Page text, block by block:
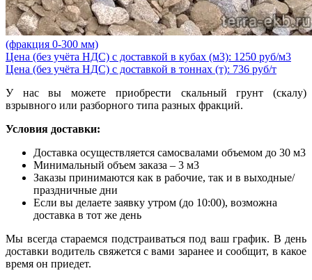
(фракция 0-300 мм)
Цена (без учёта НДС) с доставкой в кубах (м3): 1250 руб/м3
Цена (без учёта НДС) с доставкой в тоннах (т): 736 руб/т
У нас вы можете приобрести скальный грунт (скалу)
взрывного или разборного типа разных фракций.
Условия доставки:
Доставка осуществляется самосвалами объемом до 30 м3
Минимальный объем заказа – 3 м3
Заказы принимаются как в рабочие, так и в выходные/
праздничные дни
Если вы делаете заявку утром (до 10:00), возможна
доставка в тот же день
Мы всегда стараемся подстраиваться под ваш график. В день
доставки водитель свяжется с вами заранее и сообщит, в какое
время он приедет.